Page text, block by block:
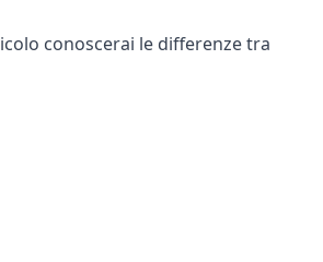
conoscerai le differenze tra